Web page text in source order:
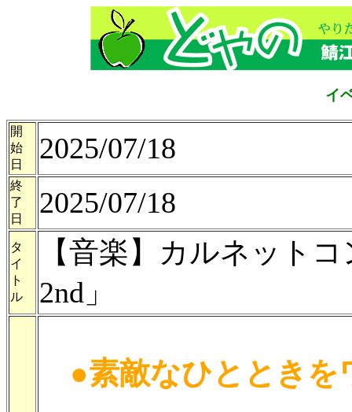
イ
開
始
日
2025/07/18
終
了
日
2025/07/18
タ
イ
ト
ル
【音楽】カルネット
2nd」
●素敵なひとときを